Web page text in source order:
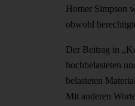
Homer Simpson
obwohl
Der Beitrag in
hochbelasteten
belasteten
Mit anderen